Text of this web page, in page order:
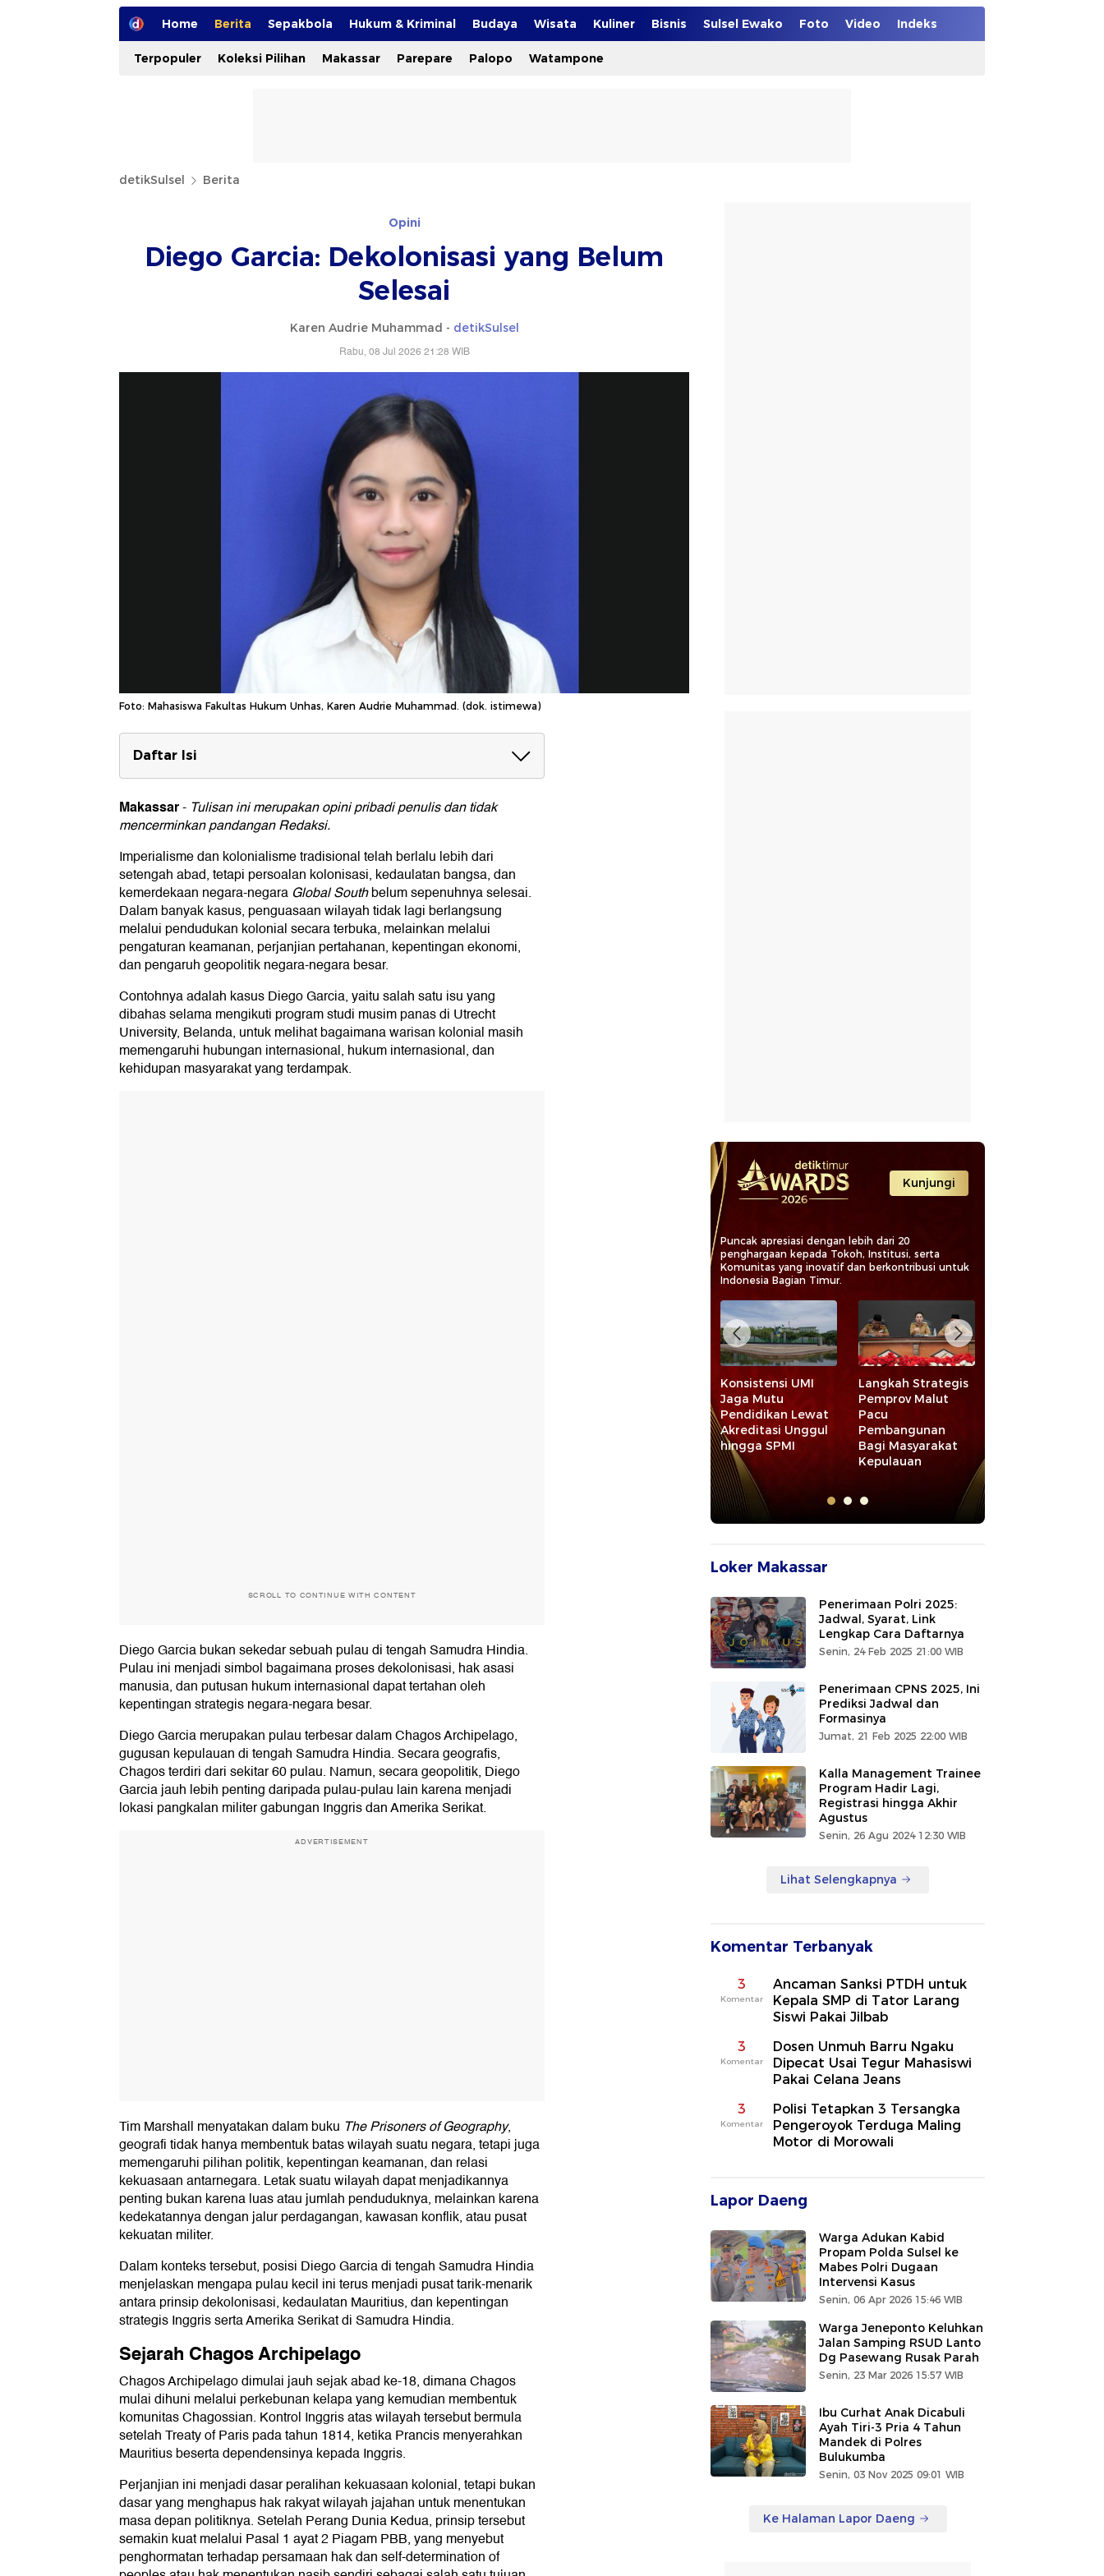
Home Berita Sepakbola Hukum & Kriminal Budaya Wisata Kuliner Bisnis Sulsel Ewako Foto Video Indeks
Terpopuler Koleksi Pilihan Makassar Parepare Palopo Watampone
detikSulsel Berita
Opini
Diego Garcia: Dekolonisasi yang Belum
Selesai
Karen Audrie Muhammad - detikSulsel
Rabu, 08 Jul 2026 21:28 WIB
Foto: Mahasiswa Fakultas Hukum Unhas, Karen Audrie Muhammad. (dok. istimewa)
Daftar Isi
Sejarah Chagos Archipelago
Pengusiran Chagossian
Makassar- Tulisan ini merupakan opini pribadi penulis dan tidak
mencerminkan pandangan Redaksi.
Imperialisme dan kolonialisme tradisional telah berlalu lebih dari
setengah abad, tetapi persoalan kolonisasi, kedaulatan bangsa, dan
kemerdekaan negara-negara Global Southbelum sepenuhnya selesai.
Dalam banyak kasus, penguasaan wilayah tidak lagi berlangsung
melalui pendudukan kolonial secara terbuka, melainkan melalui
pengaturan keamanan, perjanjian pertahanan, kepentingan ekonomi,
dan pengaruh geopolitik negara-negara besar.
Contohnya adalah kasus Diego Garcia, yaitu salah satu isu yang
dibahas selama mengikuti program studi musim panas di Utrecht
University, Belanda, untuk melihat bagaimana warisan kolonial masih
memengaruhi hubungan internasional, hukum internasional, dan
kehidupan masyarakat yang terdampak.
SCROLL TO CONTINUE WITH CONTENT
Diego Garcia bukan sekedar sebuah pulau di tengah Samudra Hindia.
Pulau ini menjadi simbol bagaimana proses dekolonisasi, hak asasi
manusia, dan putusan hukum internasional dapat tertahan oleh
kepentingan strategis negara-negara besar.
Diego Garcia merupakan pulau terbesar dalam Chagos Archipelago,
gugusan kepulauan di tengah Samudra Hindia. Secara geografis,
Chagos terdiri dari sekitar 60 pulau. Namun, secara geopolitik, Diego
Garcia jauh lebih penting daripada pulau-pulau lain karena menjadi
lokasi pangkalan militer gabungan Inggris dan Amerika Serikat.
ADVERTISEMENT
Tim Marshall menyatakan dalam buku The Prisoners of Geography,
geografi tidak hanya membentuk batas wilayah suatu negara, tetapi juga
memengaruhi pilihan politik, kepentingan keamanan, dan relasi
kekuasaan antarnegara. Letak suatu wilayah dapat menjadikannya
penting bukan karena luas atau jumlah penduduknya, melainkan karena
kedekatannya dengan jalur perdagangan, kawasan konflik, atau pusat
kekuatan militer.
Dalam konteks tersebut, posisi Diego Garcia di tengah Samudra Hindia
menjelaskan mengapa pulau kecil ini terus menjadi pusat tarik-menarik
antara prinsip dekolonisasi, kedaulatan Mauritius, dan kepentingan
strategis Inggris serta Amerika Serikat di Samudra Hindia.
Sejarah Chagos Archipelago
Chagos Archipelago dimulai jauh sejak abad ke-18, dimana Chagos
mulai dihuni melalui perkebunan kelapa yang kemudian membentuk
komunitas Chagossian. Kontrol Inggris atas wilayah tersebut bermula
setelah Treaty of Paris pada tahun 1814, ketika Prancis menyerahkan
Mauritius beserta dependensinya kepada Inggris.
Perjanjian ini menjadi dasar peralihan kekuasaan kolonial, tetapi bukan
dasar yang menghapus hak rakyat wilayah jajahan untuk menentukan
masa depan politiknya. Setelah Perang Dunia Kedua, prinsip tersebut
semakin kuat melalui Pasal 1 ayat 2 Piagam PBB, yang menyebut
penghormatan terhadap persamaan hak dan self-determination of
Kunjungi
Puncak apresiasi dengan lebih dari 20
penghargaan kepada Tokoh, Institusi, serta
Komunitas yang inovatif dan berkontribusi untuk
Indonesia Bagian Timur.
Konsistensi UMI
Jaga Mutu
Pendidikan Lewat
Akreditasi Unggul
hingga SPMI
Langkah Strategis
Pemprov Malut
Pacu
Pembangunan
Bagi Masyarakat
Kepulauan
Loker Makassar
Penerimaan Polri 2025:
Jadwal, Syarat, Link
Lengkap Cara Daftarnya
Senin, 24 Feb 2025 21:00 WIB
Penerimaan CPNS 2025, Ini
Prediksi Jadwal dan
Formasinya
Jumat, 21 Feb 2025 22:00 WIB
Kalla Management Trainee
Program Hadir Lagi,
Registrasi hingga Akhir
Agustus
Senin, 26 Agu 2024 12:30 WIB
Lihat Selengkapnya
Komentar Terbanyak
3
Komentar
Ancaman Sanksi PTDH untuk
Kepala SMP di Tator Larang
Siswi Pakai Jilbab
3
Komentar
Dosen Unmuh Barru Ngaku
Dipecat Usai Tegur Mahasiswi
Pakai Celana Jeans
3
Komentar
Polisi Tetapkan 3 Tersangka
Pengeroyok Terduga Maling
Motor di Morowali
Lapor Daeng
Warga Adukan Kabid
Propam Polda Sulsel ke
Mabes Polri Dugaan
Intervensi Kasus
Senin, 06 Apr 2026 15:46 WIB
Warga Jeneponto Keluhkan
Jalan Samping RSUD Lanto
Dg Pasewang Rusak Parah
Senin, 23 Mar 2026 15:57 WIB
Ibu Curhat Anak Dicabuli
Ayah Tiri-3 Pria 4 Tahun
Mandek di Polres
Bulukumba
Senin, 03 Nov 2025 09:01 WIB
Ke Halaman Lapor Daeng